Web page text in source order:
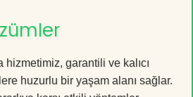
garantili ve kalıcı
huzurlu bir yaşam alanı sağlar.